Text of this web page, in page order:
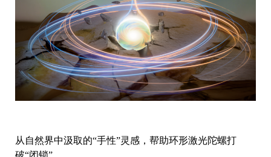
从自然界中汲取的“手性”灵感，帮助环形激光陀螺打